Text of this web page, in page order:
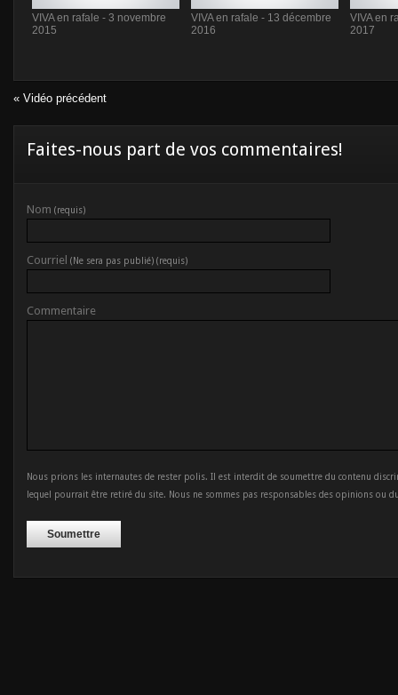
VIVA en rafale - 3 novembre
2015
VIVA en rafale - 13 décembre
2016
VIVA en
2017
« Vidéo précédent
Faites-nous part de vos commentaires!
Nom (requis)
Courriel (Ne sera pas publié) (requis)
Commentaire
Nous prions les internautes de rester polis. Il est interdit de soumettre du contenu
lequel pourrait être retiré du site. Nous ne sommes pas responsables des opinions ou